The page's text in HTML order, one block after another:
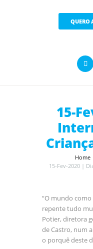
QUERO
15-
Home
15-Fev-2020 |
“O mundo como
repente tudo
Potier, diretora
de Castro, num
o porquê deste